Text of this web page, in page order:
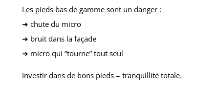
Les pieds bas de gamme sont un danger :
➜ chute du micro
➜ bruit dans la façade
➜ micro qui “tourne” tout seul
Investir dans de bons pieds = tranquillité totale.